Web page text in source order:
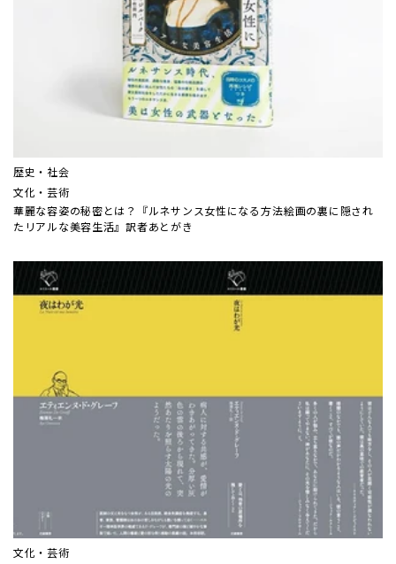
歴史・社会
文化・芸術
華麗な容姿の秘密とは？『ルネサンス女性になる方法――絵画の裏に隠され
たリアルな美容生活』訳者あとがき
文化・芸術